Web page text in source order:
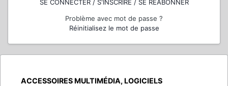
SE CONNECTER / S'INSCRIRE / SE RÉABONNER
Problème avec mot de passe ?
Réinitialisez le mot de passe
ACCESSOIRES MULTIMÉDIA, LOGICIELS